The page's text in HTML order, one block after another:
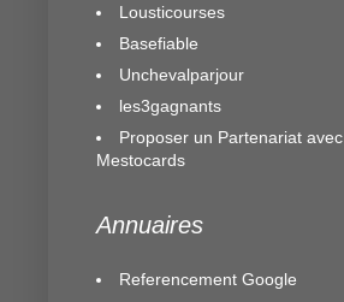
Lousticourses
Basefiable
Unchevalparjour
les3gagnants
Proposer un Partenariat avec
Mestocards
Annuaires
Referencement Google